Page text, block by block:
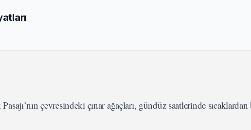
çevresindeki çınar ağaçları, gündüz saatlerinde